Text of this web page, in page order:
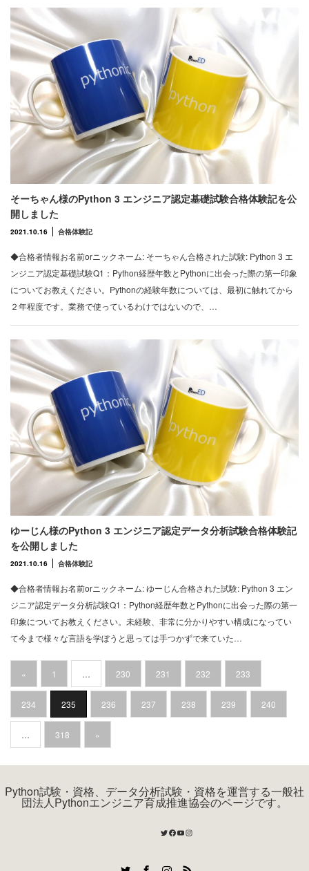
そーちゃん様のPython 3 エンジニア認定基礎試験合格体験記を公
開しました
2021.10.16 合格体験記
◆合格者情報お名前orニックネーム: そーちゃん合格された試験: Python 3 エ
ンジニア認定基礎試験Q1：Python経歴年数とPythonに出会った際の第一印象
についてお教えください。Pythonの経験年数については、最初に触れてから
２年程度です。業務で使っているわけではないので、…
ゆーじん様のPython 3 エンジニア認定データ分析試験合格体験記
を公開しました
2021.10.16 合格体験記
◆合格者情報お名前orニックネーム: ゆーじん合格された試験: Python 3 エン
ジニア認定データ分析試験Q1：Python経歴年数とPythonに出会った際の第一
印象についてお教えください。未経験、非常に分かりやすい構成になってい
て今まで様々な言語を学ぼうと思っては手つかずで来ていた…
« 1 … 230 231 232 233
234 235 236 237 238 239 240
… 318 »
Python試験・資格、データ分析試験・資格を運営する一般社
団法人Pythonエンジニア育成推進協会のページです。
Twitter
Facebook
YouTube
Instagram
RSS